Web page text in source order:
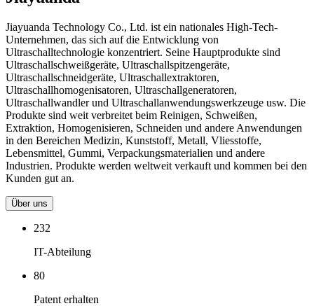
Jiayuanda Technology Co., Ltd. ist ein nationales High-Tech-
Unternehmen, das sich auf die Entwicklung von
Ultraschalltechnologie konzentriert. Seine Hauptprodukte sind
Ultraschallschweißgeräte, Ultraschallspitzengeräte,
Ultraschallschneidgeräte, Ultraschallextraktoren,
Ultraschallhomogenisatoren, Ultraschallgeneratoren,
Ultraschallwandler und Ultraschallanwendungswerkzeuge usw. Die
Produkte sind weit verbreitet beim Reinigen, Schweißen,
Extraktion, Homogenisieren, Schneiden und andere Anwendungen
in den Bereichen Medizin, Kunststoff, Metall, Vliesstoffe,
Lebensmittel, Gummi, Verpackungsmaterialien und andere
Industrien. Produkte werden weltweit verkauft und kommen bei den
Kunden gut an.
Über uns
232
IT-Abteilung
80
Patent erhalten